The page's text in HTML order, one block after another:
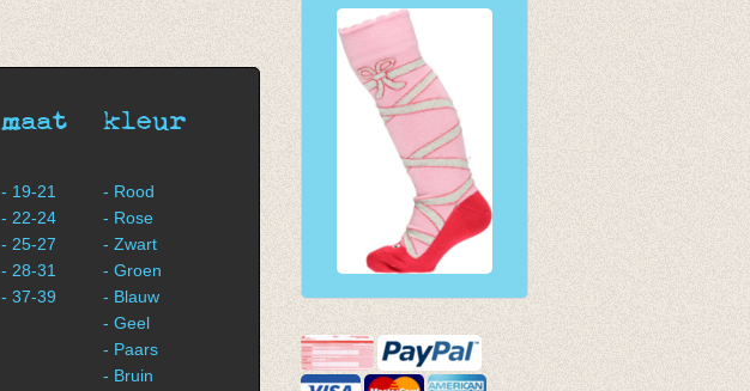
maat
- 19-21
- 22-24
- 25-27
- 28-31
- 37-39
kleur
- Rood
- Rose
- Zwart
- Groen
- Blauw
- Geel
- Paars
- Bruin